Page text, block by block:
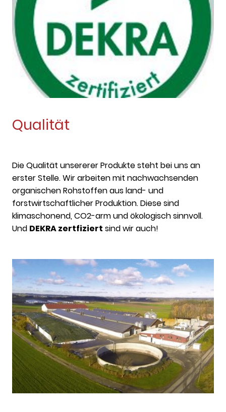
Qualität
Die Qualität unsererer Produkte steht bei uns an
erster Stelle. Wir arbeiten mit nachwachsenden
organischen Rohstoffen aus land- und
forstwirtschaftlicher Produktion. Diese sind
klimaschonend, CO2-arm und ökologisch sinnvoll.
Und DEKRA zertfiziert sind wir auch!